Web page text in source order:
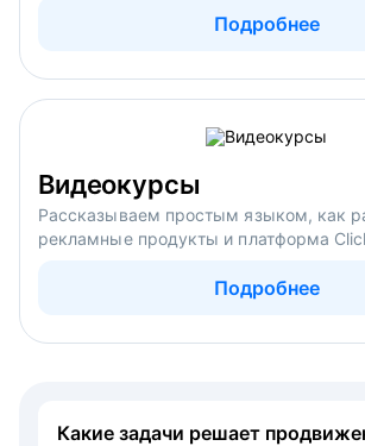
Подробнее
Видеокурсы
Рассказываем простым языком, как
рекламные продукты и платформа
Подробнее
Какие задачи решает